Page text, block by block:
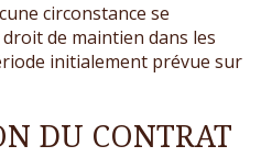
circonstance se
de maintien dans les
initialement prévue sur
DU CONTRAT